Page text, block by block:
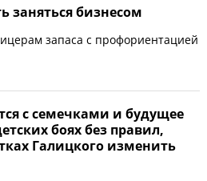
заняться бизнесом
запаса с профориентацией
с семечками и будущее
боях без правил,
Галицкого изменить